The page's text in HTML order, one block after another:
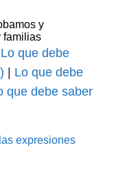
y
familias
Lo que debe
Lo que debe
que debe saber
expresiones